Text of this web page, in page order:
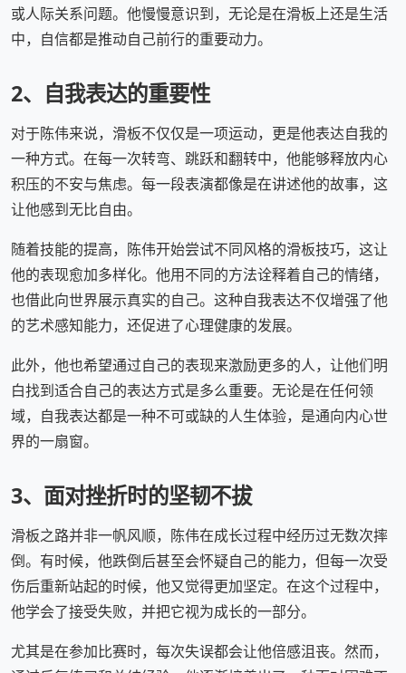
或人际关系问题。他慢慢意识到，无论是在滑板上还是生活
中，自信都是推动自己前行的重要动力。
2、自我表达的重要性
对于陈伟来说，滑板不仅仅是一项运动，更是他表达自我的
一种方式。在每一次转弯、跳跃和翻转中，他能够释放内心
积压的不安与焦虑。每一段表演都像是在讲述他的故事，这
让他感到无比自由。
随着技能的提高，陈伟开始尝试不同风格的滑板技巧，这让
他的表现愈加多样化。他用不同的方法诠释着自己的情绪，
也借此向世界展示真实的自己。这种自我表达不仅增强了他
的艺术感知能力，还促进了心理健康的发展。
此外，他也希望通过自己的表现来激励更多的人，让他们明
白找到适合自己的表达方式是多么重要。无论是在任何领
域，自我表达都是一种不可或缺的人生体验，是通向内心世
界的一扇窗。
3、面对挫折时的坚韧不拔
滑板之路并非一帆风顺，陈伟在成长过程中经历过无数次摔
倒。有时候，他跌倒后甚至会怀疑自己的能力，但每一次受
伤后重新站起的时候，他又觉得更加坚定。在这个过程中，
他学会了接受失败，并把它视为成长的一部分。
尤其是在参加比赛时，每次失误都会让他倍感沮丧。然而，